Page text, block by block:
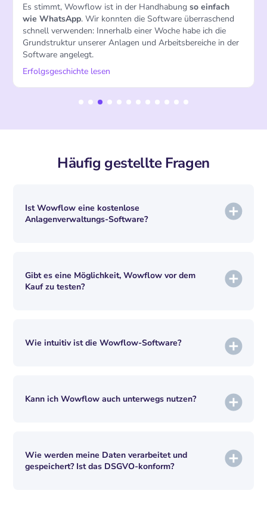
Innerhalb von 3 Monaten seit der Einführung von
Wowflow, stieg unsere Kundenzufriedenheit um 50 - 70%.
Unser Umsatz kletterte um ca. 20% in die Höheund wir
konnten mit demselben Team doppelt so viele Kunden
betreuen.
Erfolgsgeschichte lesen
Häufig gestellte Fragen
Ist Wowflow eine kostenlose
Anlagenverwaltungs-Software?
Gibt es eine Möglichkeit, Wowflow vor dem
Kauf zu testen?
Wie intuitiv ist die Wowflow-Software?
Kann ich Wowflow auch unterwegs nutzen?
Wie werden meine Daten verarbeitet und
gespeichert? Ist das DSGVO-konform?